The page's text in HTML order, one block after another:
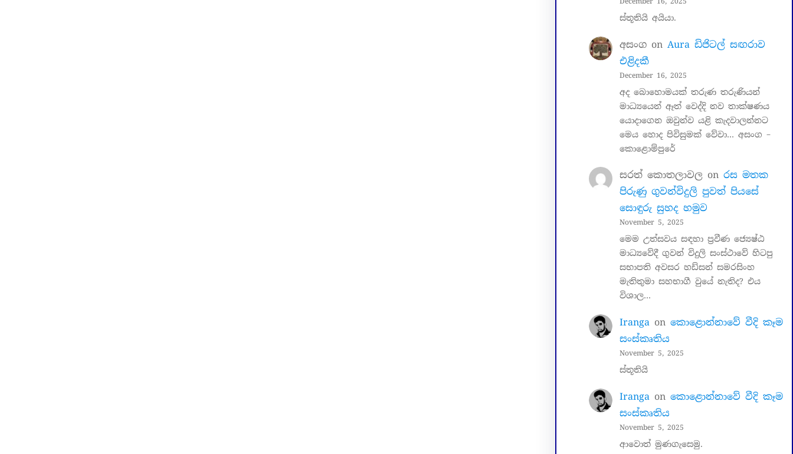
ස්තූතියි අයියා.
අසංගon Aura ඩිජිටල් සඟරාව
එළිදකී
December 16, 2025
අද බොහොමයක් තරුණ තරුණියන්
මාධ්‍යයෙන් ඈත් වෙද්දි නව තාක්ෂණය
යොදාගෙන ඔවුන්ව යළි කැදවාලන්නට
මෙය හොද පිවිසුමක් වේවා… අසංග –
කොළොම්පුරේ
සරත් කොතලාවලon රස මතක
පිරුණු ගුවන්විදුලි පුවත් පියසේ
සොඳුරු සුහද හමුව
November 5, 2025
මෙම උත්සවය සඳහා ප්‍රවීණ ජ්‍යෙෂ්ඨ
මාධ්‍යවේදී ගුවන් විදුලි සංස්ථාවේ හිටපු
සභාපති අවසර හඩ්සන් සමරසිංහ
මැතිතුමා සහභාගී වුයේ නැතිද? එය
විශාල…
Irangaon කොළොන්නාවේ වීදි කෑම
සංස්කෘතිය
November 5, 2025
ස්තූතියි
Irangaon කොළොන්නාවේ වීදි කෑම
සංස්කෘතිය
November 5, 2025
ආවොත් මුණගැසෙමු.